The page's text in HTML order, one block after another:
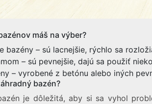
máš na výber?
bazény – sú lacnejšie, rýchlo sa
– sú pevnejšie, dajú sa použiť
– vyrobené z betónu alebo iných
bazén?
je dôležitá, aby si sa vyhol